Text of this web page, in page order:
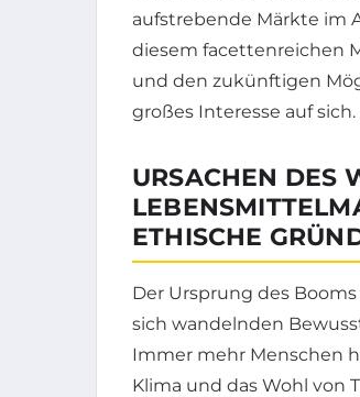
aufstrebende Märkte im
diesem facettenreichen
und den zukünftigen
großes Interesse auf sich.
URSACHEN DES
ETHISCHE
Der Ursprung des
sich wandelnden
Immer mehr Menschen
Klima und das Wohl von